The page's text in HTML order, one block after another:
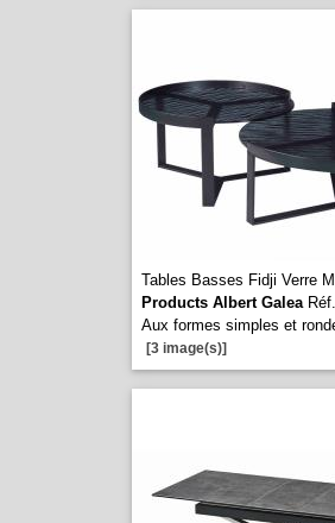
Tables Basses Fidji Verre
Products Albert GaleaRéf.
Aux formes simples et
[3 image(s)]